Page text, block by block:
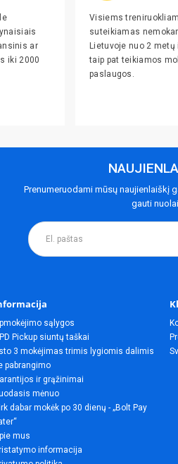
ar
iki 2000
Visiems
suteikiamas
Lietuvoje nuo 2 metų
taip pat teikiamos
paslaugos.
Prenumeruodami mūsų naujienlaiškį
gauti
sąlygos
Pickup siuntų taškai
3 mokėjimas trimis lygiomis dalimis
pabrangimo
ir grąžinimai
mėnuo
dabar mokėk po 30 dienų - „Bolt Pay
mus
informacija